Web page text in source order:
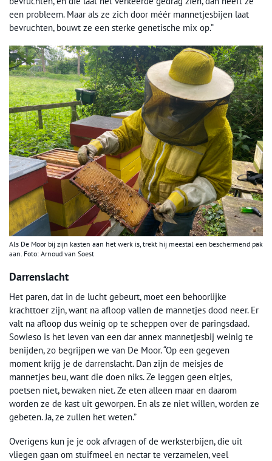
een probleem. Maar als ze zich door méér mannetjesbijen laat
bevruchten, bouwt ze een sterke genetische mix op.”
Als De Moor bij zijn kasten aan het werk is, trekt hij meestal een beschermend pak
aan. Foto: Arnoud van Soest
Darrenslacht
Het paren, dat in de lucht gebeurt, moet een behoorlijke
krachttoer zijn, want na afloop vallen de mannetjes dood neer. Er
valt na afloop dus weinig op te scheppen over de paringsdaad.
Sowieso is het leven van een dar annex mannetjesbij weinig te
benijden, zo begrijpen we van De Moor. “Op een gegeven
moment krijg je de darrenslacht. Dan zijn de meisjes de
mannetjes beu, want die doen niks. Ze leggen geen eitjes,
poetsen niet, bewaken niet. Ze eten alleen maar en daarom
worden ze de kast uit geworpen. En als ze niet willen, worden ze
gebeten. Ja, ze zullen het weten.”
Overigens kun je je ook afvragen of de werksterbijen, die uit
vliegen gaan om stuifmeel en nectar te verzamelen, veel